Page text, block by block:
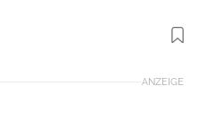
Foto: Benjamin Hahn Fotografie
ANZEIGE